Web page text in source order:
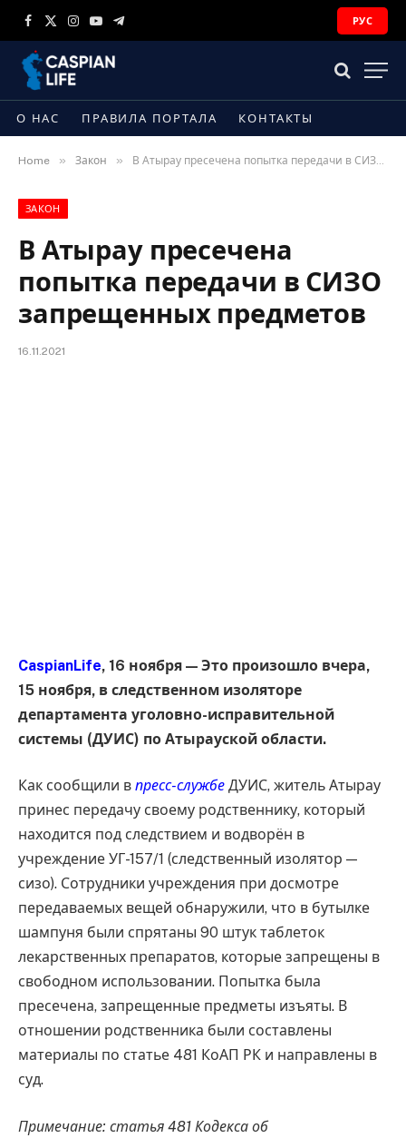
Facebook
X
Instagram
YouTubeTelegram
РУС
О НАС ПРАВИЛА ПОРТАЛА КОНТАКТЫ
Home » Закон » В Атырау пресечена попытка передачи в СИЗО запрещенных предметов
ЗАКОН
В Атырау пресечена
попытка передачи в СИЗО
запрещенных предметов
16.11.2021
CaspianLife, 16 ноября — Это произошло вчера,
15 ноября, в следственном изоляторе
департамента уголовно-исправительной
системы (ДУИС) по Атырауской области.
Как сообщили в пресс-службе ДУИС, житель Атырау
принес передачу своему родственнику, который
находится под следствием и водворён в
учреждение УГ-157/1 (следственный изолятор —
сизо). Сотрудники учреждения при досмотре
передаваемых вещей обнаружили, что в бутылке
шампуня были спрятаны 90 штук таблеток
лекарственных препаратов, которые запрещены в
свободном использовании. Попытка была
пресечена, запрещенные предметы изъяты. В
отношении родственника были составлены
материалы по статье 481 КоАП РК и направлены в
суд.
Примечание: статья 481 Кодекса об